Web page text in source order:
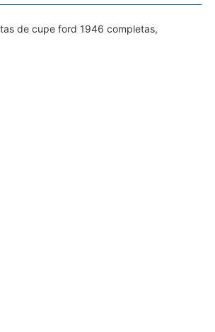
de cupe ford 1946 completas,